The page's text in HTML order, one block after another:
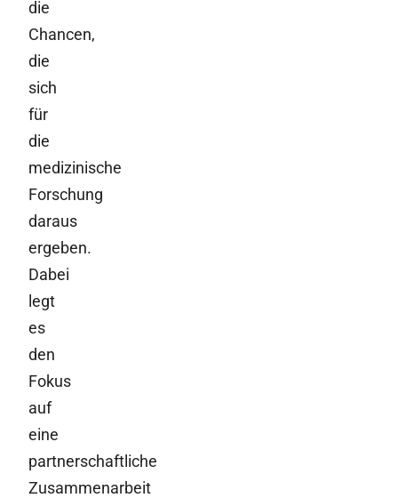
die
Chancen,
die
sich
für
die
medizinische
Forschung
daraus
ergeben.
Dabei
legt
es
den
Fokus
auf
eine
partnerschaftliche
Zusammenarbeit